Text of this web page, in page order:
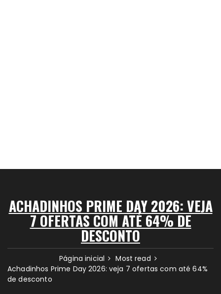
ACHADINHOS PRIME DAY 2026: VEJA
7 OFERTAS COM ATÉ 64% DE
DESCONTO
Página inicial
Most read
Achadinhos Prime Day 2026: veja 7 ofertas com até 64%
de desconto